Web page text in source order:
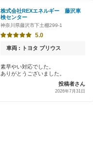
株式会社REXエネルギー 藤沢車
検センター
神奈川県藤沢市下土棚299-1
5.0
車両 : トヨタ プリウス
素早やい対応でした。
ありがとうございました。
投稿者さん
2026年7月31日